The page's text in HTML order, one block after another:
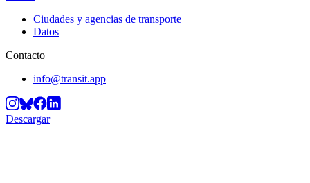
Ciudades y agencias de transporte
Datos
Contacto
info@transit.app
Descargar